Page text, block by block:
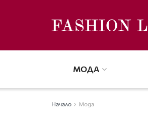
МОДА
Начало Мода